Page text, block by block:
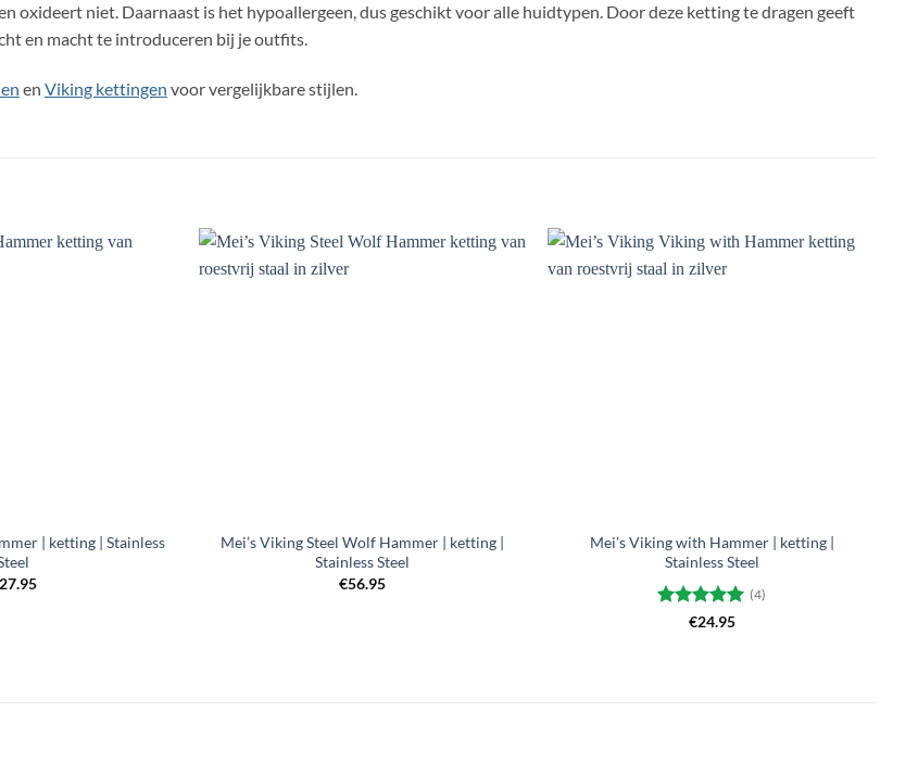
oxideert niet. Daarnaast is het hypoallergeen, dus geschikt voor alle huidtypen. Door deze ketting te dragen geeft
en macht te introduceren bij je outfits.
en Viking kettingen voor vergelijkbare stijlen.
| ketting | Stainless
Mei’s Viking Steel Wolf Hammer | ketting |
Stainless Steel
€56.95
Mei’s Viking with Hammer | ketting |
Stainless Steel
Gewaardeerd
(4)
€24.95